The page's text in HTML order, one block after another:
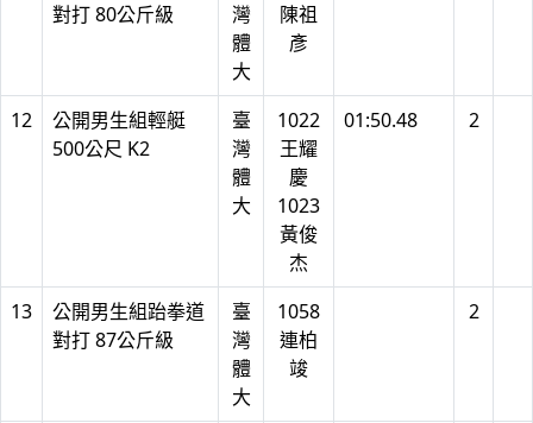
對打 80公斤級
灣
體
大
陳祖
彥
12
公開男生組輕艇
500公尺 K2
臺
灣
體
大
1022
王耀
慶
1023
黃俊
杰
01:50.48 2
13
公開男生組跆拳道
對打 87公斤級
臺
灣
體
大
1058
連柏
竣
2